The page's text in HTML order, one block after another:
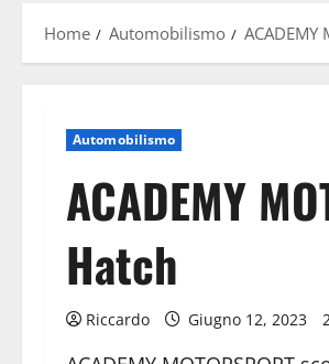
Home Automobilismo ACADEMY
Automobilismo
ACADEMY
Hatch
Riccardo Giugno 12, 2023